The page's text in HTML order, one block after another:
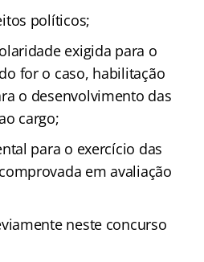
políticos;
exigida para o
for o caso, habilitação
o desenvolvimento das
cargo;
para o exercício das
em avaliação
neste concurso